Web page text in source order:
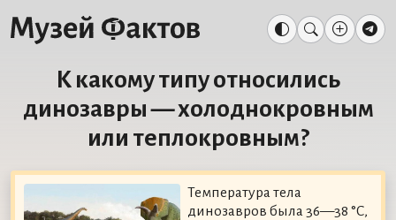
К какому типу относились
динозавры — холоднокровным
или теплокровным?
Температура тела
динозавров была 36—38 °C,